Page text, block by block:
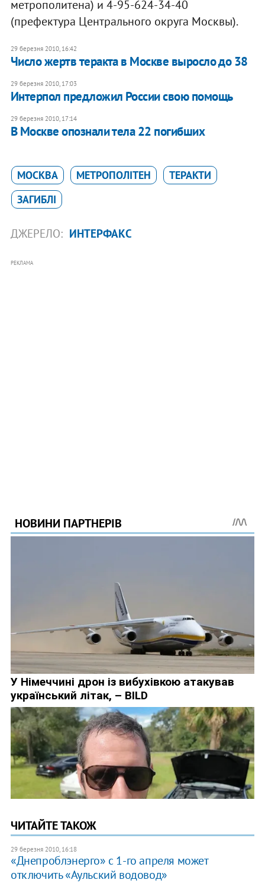
метрополитена) и 4-95-624-34-40
(префектура Центрального округа Москвы).
29 березня 2010, 16:42
Число жертв теракта в Москве выросло до 38
29 березня 2010, 17:03
Интерпол предложил России свою помощь
29 березня 2010, 17:14
В Москве опознали тела 22 погибших
МОСКВА МЕТРОПОЛІТЕН
ТЕРАКТИ
ЗАГИБЛІ
ДЖЕРЕЛО: ИНТЕРФАКС
РЕКЛАМА
ЧИТАЙТЕ ТАКОЖ
29 березня 2010, 16:18
«Днепроблэнерго» с 1-го апреля может
отключить «Аульский водовод»